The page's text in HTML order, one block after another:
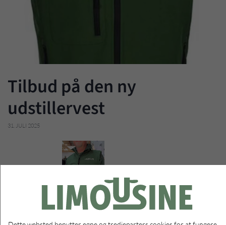
Tilbud på den ny
udstillervest
31. JULI 2025